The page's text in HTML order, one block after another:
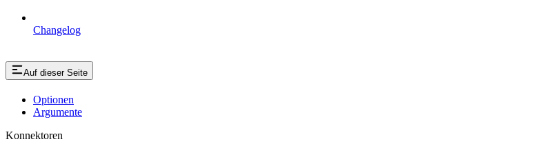
Changelog
Auf dieser Seite
Optionen
Argumente
Konnektoren